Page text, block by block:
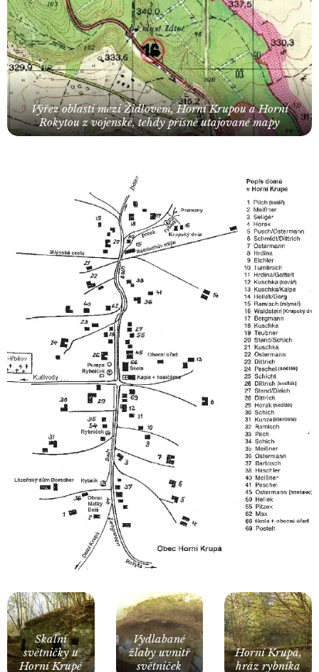
Výřez oblasti mezi Židlovem, Horní Krupou a Horní
Rokytou z vojenské, tehdy přísně utajované mapy
Skalní
světničky u
Horní Krupé
Vydlabané
žlaby uvnitř
světniček
Horní Krupá,
hráz rybníka